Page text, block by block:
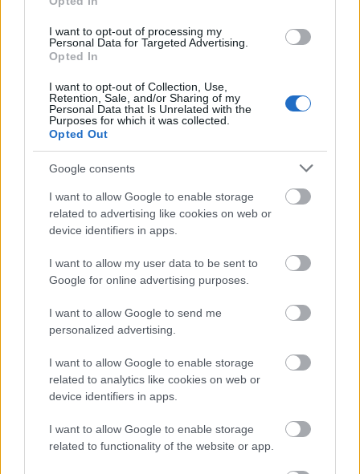
I want to opt-out of processing my
Personal Data for Targeted Advertising.
Opted In
I want to opt-out of Collection, Use,
Retention, Sale, and/or Sharing of my
Personal Data that Is Unrelated with the
Purposes for which it was collected.
Opted Out
Google consents
I want to allow Google to enable storage
related to advertising like cookies on web or
device identifiers in apps.
I want to allow my user data to be sent to
Google for online advertising purposes.
I want to allow Google to send me
personalized advertising.
I want to allow Google to enable storage
related to analytics like cookies on web or
device identifiers in apps.
I want to allow Google to enable storage
related to functionality of the website or app.
Megérkezett az eső a Duna vízgyűjtőjére
Országos hírek
Kecskeméten is szakirányú továbbképzésekkel erősít a
Gál Ferenc Egyetem
Országos hírek